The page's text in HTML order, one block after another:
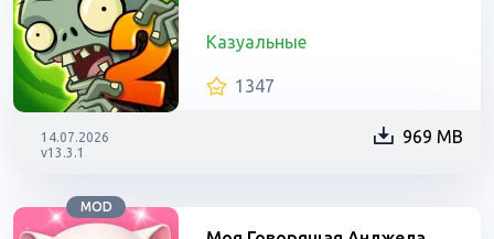
Казуальные
1347
14.07.2026
v13.3.1
969 MB
MOD